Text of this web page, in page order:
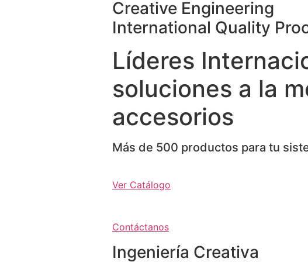
Creative Engineering
International Quality
Líderes
soluciones a la
accesorios
Más de 500 productos para tu
Ver Catálogo
Contáctanos
Ingeniería Creativa